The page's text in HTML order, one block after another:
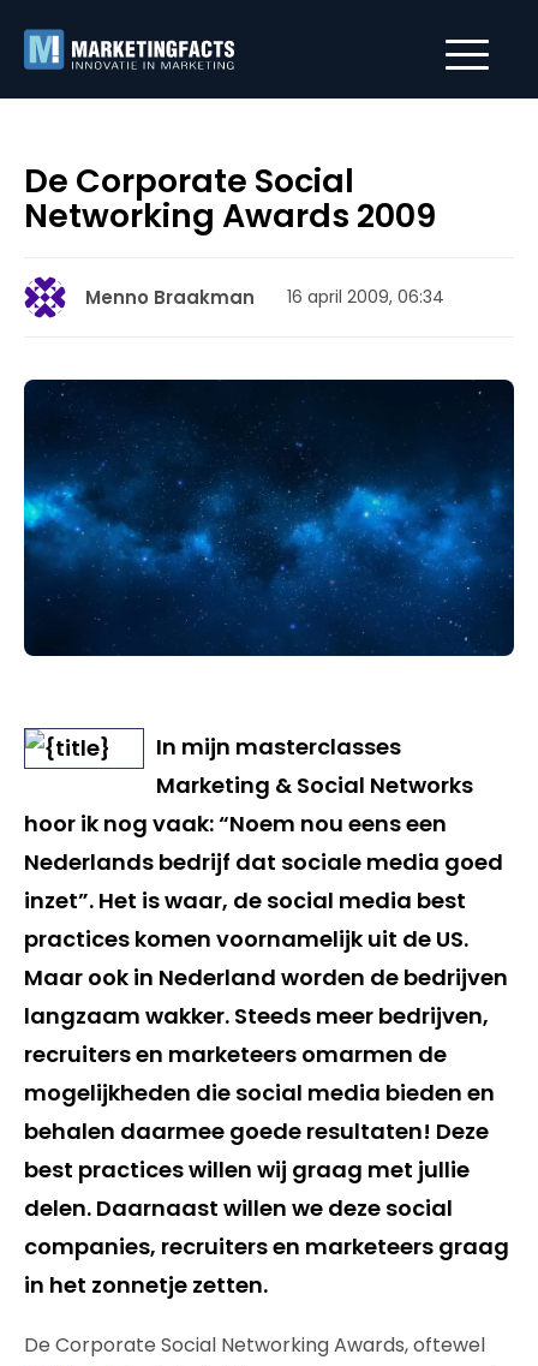
De Corporate Social
Networking Awards 2009
Menno Braakman 16 april 2009, 06:34
In mijn masterclasses
Marketing & Social Networks
hoor ik nog vaak: “Noem nou eens een
Nederlands bedrijf dat sociale media goed
inzet”. Het is waar, de social media best
practices komen voornamelijk uit de US.
Maar ook in Nederland worden de bedrijven
langzaam wakker. Steeds meer bedrijven,
recruiters en marketeers omarmen de
mogelijkheden die social media bieden en
behalen daarmee goede resultaten! Deze
best practices willen wij graag met jullie
delen. Daarnaast willen we deze social
companies, recruiters en marketeers graag
in het zonnetje zetten.
De Corporate Social Networking Awards, oftewel